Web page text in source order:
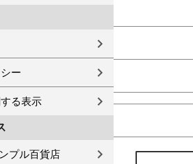
ー
る表示
プル百貨店